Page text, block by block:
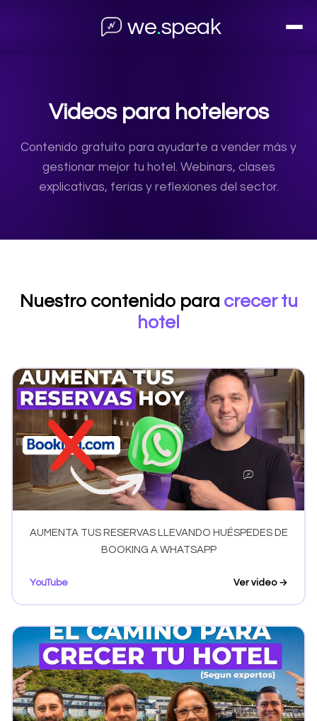
we.speak
Videos para hoteleros
Contenido gratuito para ayudarte a vender más y
gestionar mejor tu hotel. Webinars, clases
explicativas, ferias y reflexiones del sector.
Nuestro contenido para crecer tu
hotel
AUMENTA TUS RESERVAS LLEVANDO HUÉSPEDES DE
BOOKING A WHATSAPP
YouTube Ver video →